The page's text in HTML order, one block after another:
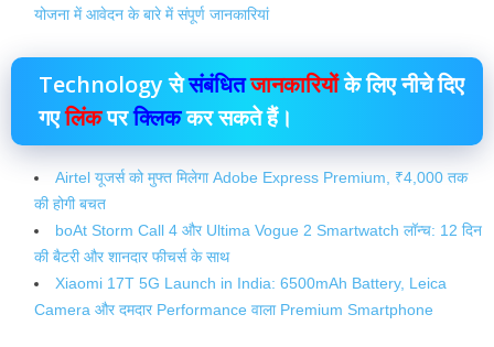
योजना में आवेदन के बारे में संपूर्ण जानकारियां
Technology सेसंबंधितजानकारियोंके लिए नीचे दिए
गएलिंकपरक्लिककर सकते हैं।
Airtel यूजर्स को मुफ्त मिलेगा Adobe Express Premium, ₹4,000 तक
की होगी बचत
boAt Storm Call 4 और Ultima Vogue 2 Smartwatch लॉन्च: 12 दिन
की बैटरी और शानदार फीचर्स के साथ
Xiaomi 17T 5G Launch in India: 6500mAh Battery, Leica
Camera और दमदार Performance वाला Premium Smartphone